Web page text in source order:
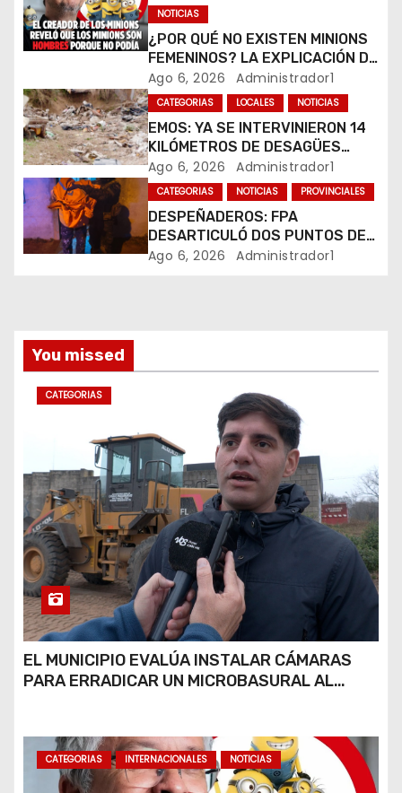
e
n
t
r
a
d
a
NOTICIAS
¿POR QUÉ NO EXISTEN MINIONS
FEMENINOS? LA EXPLICACIÓN DE
SU CREADOR QUE VOLVIÓ A
VIRALIZARSE
Ago 6, 2026 Administrador1
CATEGORIAS LOCALES NOTICIAS
EMOS: YA SE INTERVINIERON 14
KILÓMETROS DE DESAGÜES
PLUVIALES
Ago 6, 2026 Administrador1
CATEGORIAS NOTICIAS PROVINCIALES
DESPEÑADEROS: FPA
DESARTICULÓ DOS PUNTOS DE
VENTA DE DROGAS. TRES
Ago 6, 2026 Administrador1
You missed
CATEGORIAS
EL MUNICIPIO EVALÚA INSTALAR CÁMARAS
PARA ERRADICAR UN MICROBASURAL AL
CATEGORIAS INTERNACIONALES NOTICIAS